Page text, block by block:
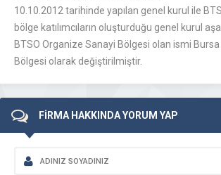
10.10.2012 tarihinde yapılan genel kurul ile
bölge katılımcıların oluşturduğu genel kurul
BTSO Organize Sanayi Bölgesi olan ismi
Bölgesi olarak değiştirilmiştir.
FİRMA HAKKINDA YORUM YAP